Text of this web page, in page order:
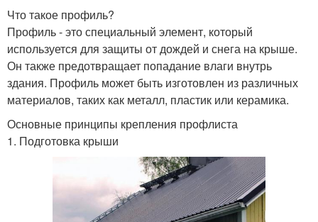
Что такое профиль?
Профиль - это специальный элемент, который
используется для защиты от дождей и снега на крыше.
Он также предотвращает попадание влаги внутрь
здания. Профиль может быть изготовлен из различных
материалов, таких как металл, пластик или керамика.
Основные принципы крепления профлиста
1. Подготовка крыши